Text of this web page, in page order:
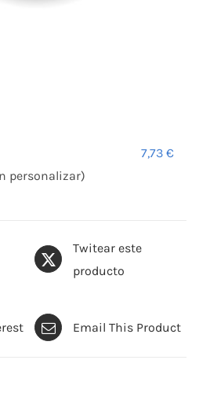
Twitear este
producto
Email This Product
7,73€
personalizar)